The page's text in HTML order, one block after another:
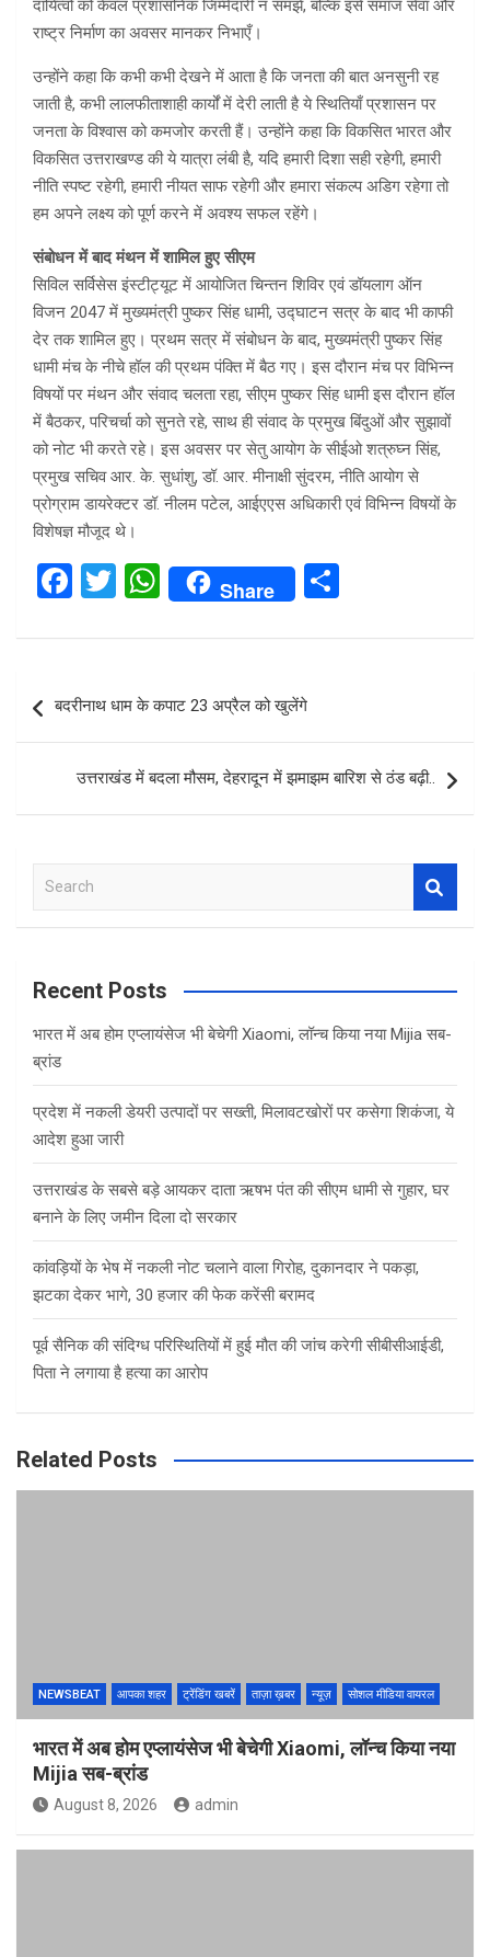
दायित्वों को केवल प्रशासनिक जिम्मेदारी न समझें, बल्कि इसे समाज सेवा और
राष्ट्र निर्माण का अवसर मानकर निभाएँ।
उन्होंने कहा कि कभी कभी देखने में आता है कि जनता की बात अनसुनी रह
जाती है, कभी लालफीताशाही कार्यों में देरी लाती है ये स्थितियाँ प्रशासन पर
जनता के विश्वास को कमजोर करती हैं। उन्होंने कहा कि विकसित भारत और
विकसित उत्तराखण्ड की ये यात्रा लंबी है, यदि हमारी दिशा सही रहेगी, हमारी
नीति स्पष्ट रहेगी, हमारी नीयत साफ रहेगी और हमारा संकल्प अडिग रहेगा तो
हम अपने लक्ष्य को पूर्ण करने में अवश्य सफल रहेंगे।
संबोधन में बाद मंथन में शामिल हुए सीएम
सिविल सर्विसेस इंस्टीट्यूट में आयोजित चिन्तन शिविर एवं डॉयलाग ऑन
विजन 2047 में मुख्यमंत्री पुष्कर सिंह धामी, उद्घाटन सत्र के बाद भी काफी
देर तक शामिल हुए। प्रथम सत्र में संबोधन के बाद, मुख्यमंत्री पुष्कर सिंह
धामी मंच के नीचे हॉल की प्रथम पंक्ति में बैठ गए। इस दौरान मंच पर विभिन्न
विषयों पर मंथन और संवाद चलता रहा, सीएम पुष्कर सिंह धामी इस दौरान हॉल
में बैठकर, परिचर्चा को सुनते रहे, साथ ही संवाद के प्रमुख बिंदुओं और सुझावों
को नोट भी करते रहे। इस अवसर पर सेतु आयोग के सीईओ शत्रुघ्न सिंह,
प्रमुख सचिव आर. के. सुधांशु, डॉ. आर. मीनाक्षी सुंदरम, नीति आयोग से
प्रोग्राम डायरेक्टर डॉ. नीलम पटेल, आईएएस अधिकारी एवं विभिन्न विषयों के
विशेषज्ञ मौजूद थे।
F
ce
b
o
o
k
T
tt
er
W
h
at
A
p
p
Share
ar
navigation
बदरीनाथ धाम के कपाट 23 अप्रैल को खुलेंगे
उत्तराखंड में बदला मौसम, देहरादून में झमाझम बारिश से ठंड बढ़ी..
a
c
Recent Posts
भारत में अब होम एप्लायंसेज भी बेचेगी Xiaomi, लॉन्च किया नया Mijia सब-
ब्रांड
प्रदेश में नकली डेयरी उत्पादों पर सख्ती, मिलावटखोरों पर कसेगा शिकंजा, ये
आदेश हुआ जारी
उत्तराखंड के सबसे बड़े आयकर दाता ऋषभ पंत की सीएम धामी से गुहार, घर
बनाने के लिए जमीन दिला दो सरकार
कांवड़ियों के भेष में नकली नोट चलाने वाला गिरोह, दुकानदार ने पकड़ा,
झटका देकर भागे, 30 हजार की फेक करेंसी बरामद
पूर्व सैनिक की संदिग्ध परिस्थितियों में हुई मौत की जांच करेगी सीबीसीआईडी,
पिता ने लगाया है हत्या का आरोप
Related Posts
NEWSBEAT आपका शहर ट्रेंडिंग खबरें ताज़ा ख़बर न्यूज़ सोशल मीडिया वायरल
भारत में अब होम एप्लायंसेज भी बेचेगी Xiaomi, लॉन्च किया नया
Mijia सब-ब्रांड
August 8, 2026 admin